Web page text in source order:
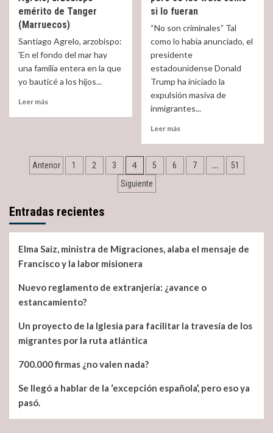
en
Canarias
en
el
Mediterráneo:
Europa
blinda
la
trata
emérito de Tanger
(Marruecos)
Santiago Agrelo, arzobispo:
'En el fondo del mar hay
una familia entera en la que
yo bauticé a los hijos...
Leer más
Mons.
Agrelo,
Tanger
si lo fueran
“No son criminales” Tal
como lo había anunciado, el
presidente
estadounidense Donald
Trump ha iniciado la
expulsión masiva de
inmigrantes...
Leer másRead
«No
son
trata
si
Navegación
entradas
Anterior 1 2 3 4 5 6 7 …
51
Siguiente
Entradas recientes
Elma Saiz, ministra de Migraciones, alaba el mensaje de
Francisco y la labor misionera
Nuevo reglamento de extranjería: ¿avance o
estancamiento?
Un proyecto de la Iglesia para facilitar la travesía de los
migrantes por la ruta atlántica
700.000 firmas ¿no valen nada?
Se llegó a hablar de la ‘excepción española’, pero eso ya
pasó.